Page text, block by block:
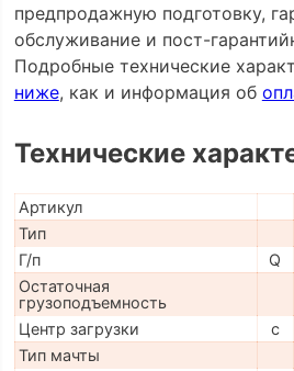
предпродажную подготовку,
обслуживание и пост-
Подробные технические
ниже, как и информация об
Технические
Артикул
Тип
Г/п
Q
Остаточная
грузоподъемность
Центр загрузки
c
Тип мачты